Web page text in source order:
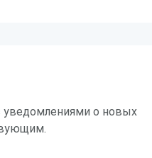
уведомлениями о новых